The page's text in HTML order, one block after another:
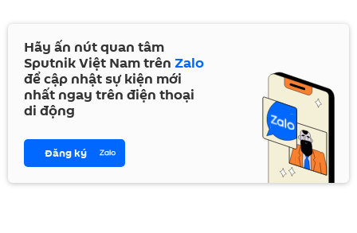
Hãy ấn nút quan tâm
Sputnik Việt Nam trên Zalo
để cập nhật sự kiện mới
nhất ngay trên điện thoại
di động
Đăng ký